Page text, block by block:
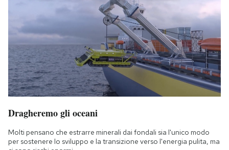
Dragheremo gli oceani
Molti pensano che estrarre minerali dai fondali sia l'unico modo
per sostenere lo sviluppo e la transizione verso l'energia pulita, ma